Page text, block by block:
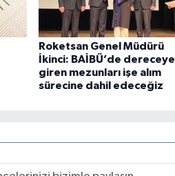
Roketsan Genel Müdürü
İkinci: BAİBÜ’de dereceye
giren mezunları işe alım
sürecine dahil edeceğiz